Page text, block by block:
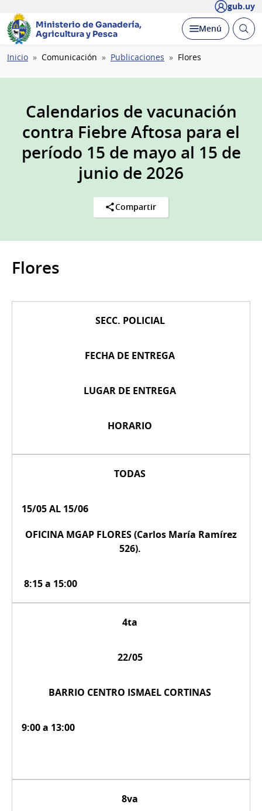
gub.uy
Ministerio de Ganadería,
Agricultura y Pesca
Desplegar
Menú Abrir
Ruta
navegación
Inicio Comunicación Publicaciones Flores
Calendarios de vacunación
contra Fiebre Aftosa para el
período 15 de mayo al 15 de
junio de 2026
Compartir
Flores
SECC. POLICIAL
FECHA DE ENTREGA
LUGAR DE ENTREGA
HORARIO
TODAS
15/05 AL 15/06
OFICINA MGAP FLORES (Carlos María Ramírez
526).
8:15 a 15:00
4ta
22/05
BARRIO CENTRO ISMAEL CORTINAS
9:00 a 13:00
8va